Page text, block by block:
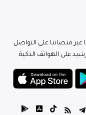
منصاتنا على التواصل
على الهواتف الذكية.